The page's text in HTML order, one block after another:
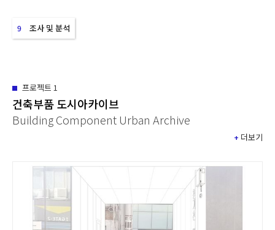
9 조사 및 분석
프로젝트 1
건축부품 도시아카이브
Building Component Urban Archive
+ 더보기